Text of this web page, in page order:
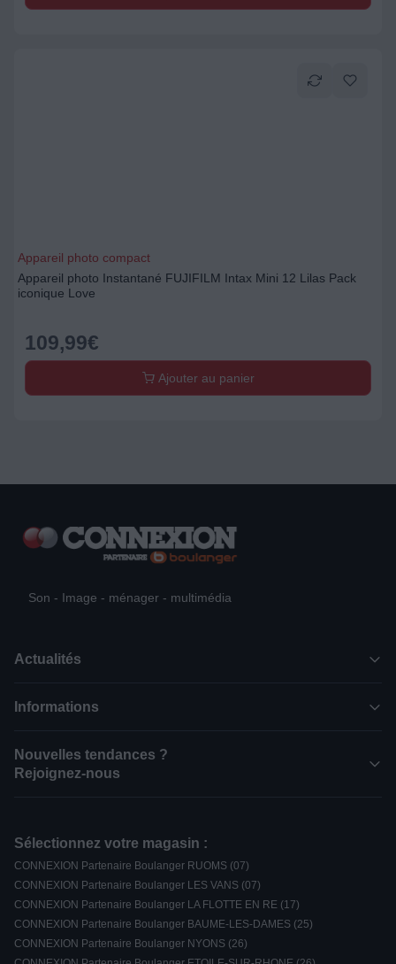
Appareil photo compact
Appareil photo Instantané FUJIFILM Intax Mini 12 Lilas Pack
iconique Love
109,99€
Ajouter au panier
Son - Image - ménager - multimédia
Actualités
Informations
Nouvelles tendances ?
Rejoignez-nous
Sélectionnez votre magasin :
CONNEXION Partenaire Boulanger RUOMS (07)
CONNEXION Partenaire Boulanger LES VANS (07)
CONNEXION Partenaire Boulanger LA FLOTTE EN RE (17)
CONNEXION Partenaire Boulanger BAUME-LES-DAMES (25)
CONNEXION Partenaire Boulanger NYONS (26)